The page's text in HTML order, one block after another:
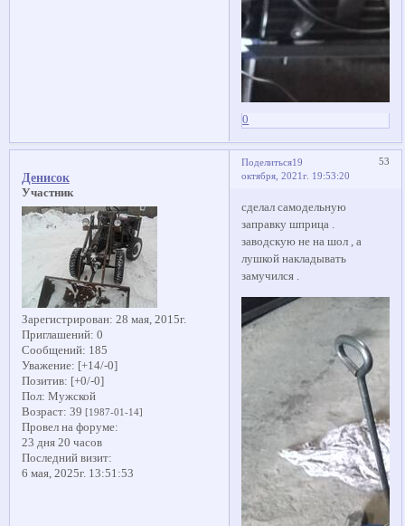
0
Поделиться 53
19
октября, 2021г. 19:53:20
Денисок
Участник
Зарегистрирован: 28 мая, 2015г.
Приглашений: 0
Сообщений: 185
Уважение: [+14/-0]
Позитив: [+0/-0]
Пол: Мужской
Возраст: 39 [1987-01-14]
Провел на форуме:
23 дня 20 часов
Последний визит:
6 мая, 2025г. 13:51:53
сделал самодельную
заправку шприца .
заводскую не на шол , а
лушкой накладывать
замучился .